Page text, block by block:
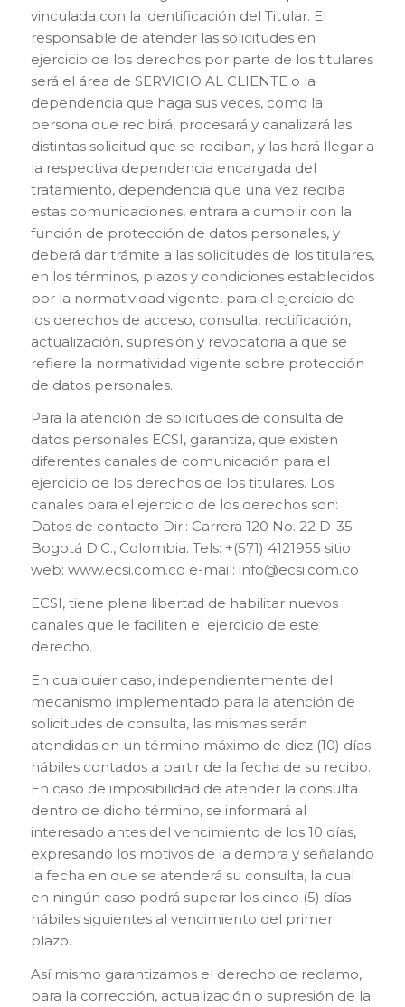
vinculada con la identificación del Titular. El
responsable de atender las solicitudes en
ejercicio de los derechos por parte de los titulares
será el área de SERVICIO AL CLIENTE o la
dependencia que haga sus veces, como la
persona que recibirá, procesará y canalizará las
distintas solicitud que se reciban, y las hará llegar a
la respectiva dependencia encargada del
tratamiento, dependencia que una vez reciba
estas comunicaciones, entrara a cumplir con la
función de protección de datos personales, y
deberá dar trámite a las solicitudes de los titulares,
en los términos, plazos y condiciones establecidos
por la normatividad vigente, para el ejercicio de
los derechos de acceso, consulta, rectificación,
actualización, supresión y revocatoria a que se
refiere la normatividad vigente sobre protección
de datos personales.
Para la atención de solicitudes de consulta de
datos personales ECSI, garantiza, que existen
diferentes canales de comunicación para el
ejercicio de los derechos de los titulares. Los
canales para el ejercicio de los derechos son:
Datos de contacto Dir.: Carrera 120 No. 22 D-35
Bogotá D.C., Colombia. Tels: +(571) 4121955 sitio
web: www.ecsi.com.co e-mail: info@ecsi.com.co
ECSI, tiene plena libertad de habilitar nuevos
canales que le faciliten el ejercicio de este
derecho.
En cualquier caso, independientemente del
mecanismo implementado para la atención de
solicitudes de consulta, las mismas serán
atendidas en un término máximo de diez (10) días
hábiles contados a partir de la fecha de su recibo.
En caso de imposibilidad de atender la consulta
dentro de dicho término, se informará al
interesado antes del vencimiento de los 10 días,
expresando los motivos de la demora y señalando
la fecha en que se atenderá su consulta, la cual
en ningún caso podrá superar los cinco (5) días
hábiles siguientes al vencimiento del primer
plazo.
Así mismo garantizamos el derecho de reclamo,
para la corrección, actualización o supresión de la